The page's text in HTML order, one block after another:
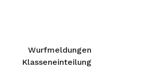
Wurfmeldungen
Klasseneinteilung